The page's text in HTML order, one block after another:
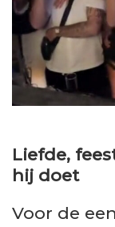
Liefde,
hij doet
Voor de